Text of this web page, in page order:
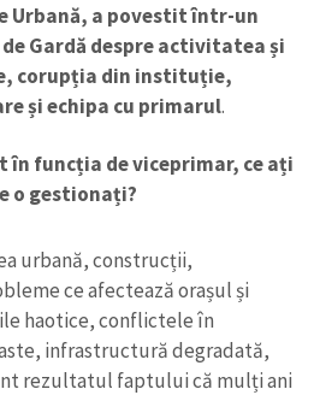
Urbană, a povestit într-un
Gardă despre activitatea și
corupția din instituție,
și echipa cu primarul.
în funcția de viceprimar, ce ați
o gestionați?
urbană, construcții,
ce afectează orașul și
haotice, conflictele în
infrastructură degradată,
rezultatul faptului că mulți ani